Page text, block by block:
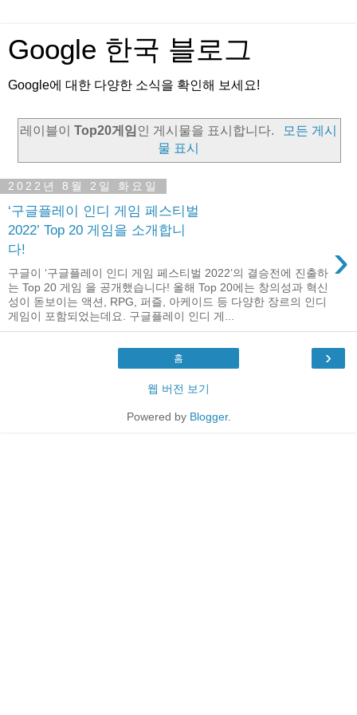
Google 한국 블로그
Google에 대한 다양한 소식을 확인해 보세요!
레이블이Top20게임 인 게시물을 표시합니다.
모든 게시
물 표시
2022년 8월 2일 화요일
‘구글플레이 인디 게임 페스티벌
2022’ Top 20 게임을 소개합니
다!
›
구글이 ‘구글플레이 인디 게임 페스티벌 2022’의 결승전에 진출하
는 Top 20 게임 을 공개했습니다! 올해 Top 20에는 창의성과 혁신
성이 돋보이는 액션, RPG, 퍼즐, 아케이드 등 다양한 장르의 인디
게임이 포함되었는데요. 구글플레이 인디 게...
›
홈
웹 버전 보기
Powered by Blogger.